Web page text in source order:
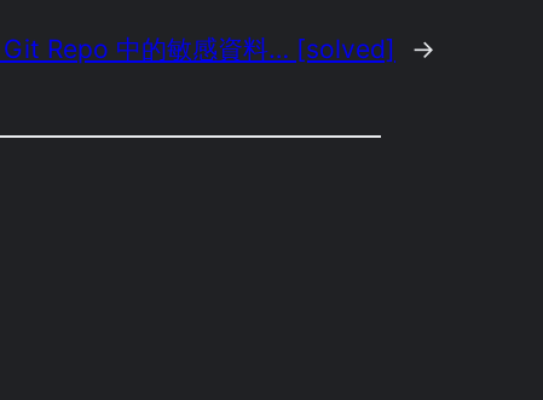
Repo 中的敏感資料… [solved] →